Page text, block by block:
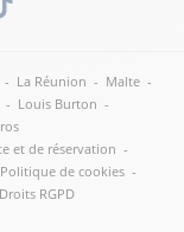
- La Réunion - Malte -
- Louis Burton -
et de réservation -
Politique de cookies -
Droits RGPD